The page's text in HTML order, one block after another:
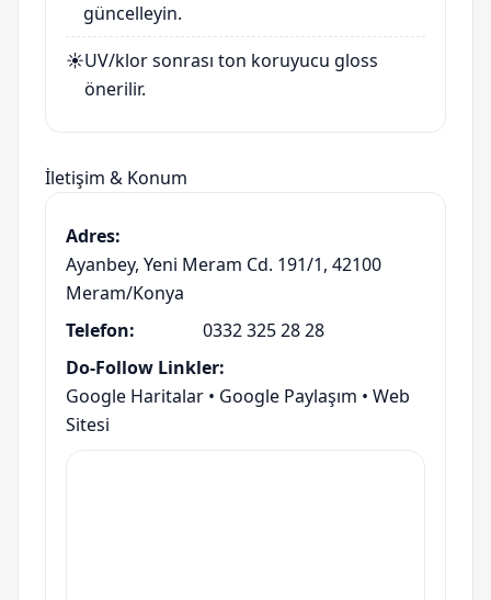
güncelleyin.
☀️UV/klor sonrası ton koruyucu gloss
önerilir.
İletişim & Konum
Adres:
Ayanbey, Yeni Meram Cd. 191/1, 42100
Meram/Konya
Telefon:
0332 325 28 28
Do-Follow Linkler:
Google Haritalar • Google Paylaşım • Web
Sitesi